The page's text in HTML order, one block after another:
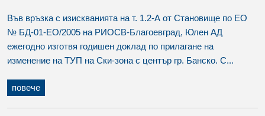
Във връзка с изискванията на т. 1.2-А от Становище по ЕО
№ БД-01-ЕО/2005 на РИОСВ-Благоевград, Юлен АД
ежегодно изготвя годишен доклад по прилагане на
изменение на ТУП на Ски-зона с център гр. Банско. С...
повече